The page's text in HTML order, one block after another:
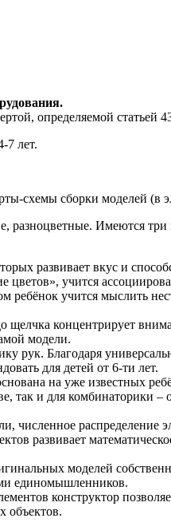
определяемой статьей
7 лет.
схемы сборки моделей (в
разноцветные. Имеются
развивает вкус и
учится
учится мыслить
щелчка концентрирует
модели.
рук. Благодаря
для детей от 6-ти лет.
на уже известных
так и для комбинаторики
численное
развивает
моделей
единомышленников.
конструктор
объектов.